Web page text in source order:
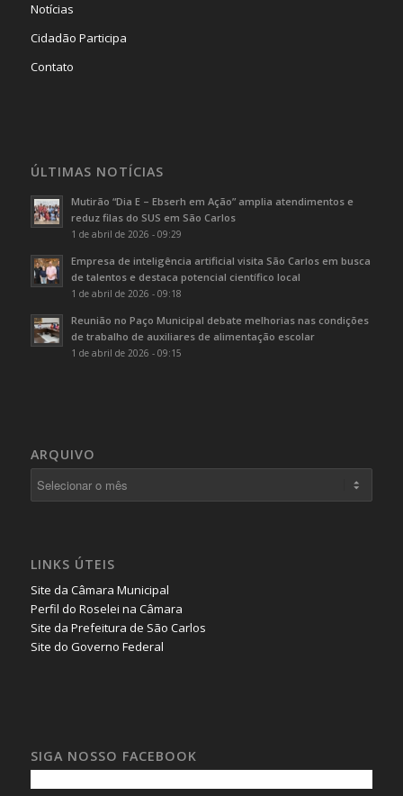
Notícias
Cidadão Participa
Contato
ÚLTIMAS NOTÍCIAS
Mutirão “Dia E – Ebserh em Ação” amplia atendimentos e
reduz filas do SUS em São Carlos
1 de abril de 2026 - 09:29
Empresa de inteligência artificial visita São Carlos em busca
de talentos e destaca potencial científico local
1 de abril de 2026 - 09:18
Reunião no Paço Municipal debate melhorias nas condições
de trabalho de auxiliares de alimentação escolar
1 de abril de 2026 - 09:15
ARQUIVO
LINKS ÚTEIS
Site da Câmara Municipal
Perfil do Roselei na Câmara
Site da Prefeitura de São Carlos
Site do Governo Federal
SIGA NOSSO FACEBOOK